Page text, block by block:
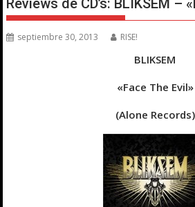
septiembre 30, 2013 RISE!
BLIKSEM
«Face The Evil»
(Alone Records)